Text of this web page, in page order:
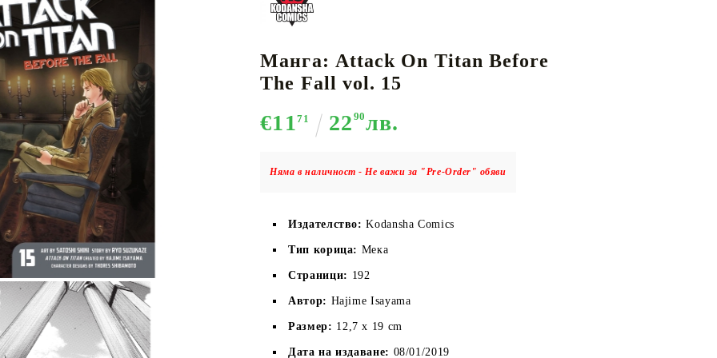
CARD GAME
АКСЕСОАРИ ЗА КАРТОВИ
ИГРИ
Кутии за съхранение
Протектори за карти
Подложки/Матове
НАСИПНИ КАРТИ
К-ПОП ДРУГИ
Манга: Attack On Titan Before
The Fall vol. 15
€11 71 22 90лв.
Няма в наличност - Не важи за "Pre-Order" обяви
Издателство: Kodansha Comics
Тип корица: Мека
Страници: 192
Автор: Hajime Isayama
Размер: 12,7 x 19 cm
Дата на издаване: 08/01/2019